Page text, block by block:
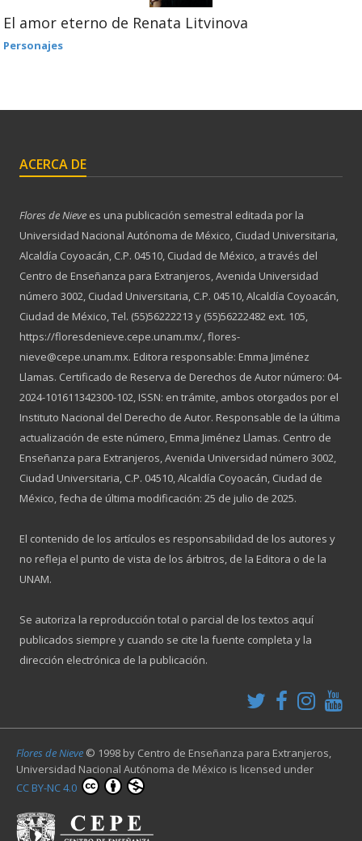
El amor eterno de Renata Litvinova
Personajes
ACERCA DE
Flores de Nieve es una publicación semestral editada por la
Universidad Nacional Autónoma de México, Ciudad Universitaria,
Alcaldía Coyoacán, C.P. 04510, Ciudad de México, a través del
Centro de Enseñanza para Extranjeros, Avenida Universidad
número 3002, Ciudad Universitaria, C.P. 04510, Alcaldía Coyoacán,
Ciudad de México, Tel. (55)56222213 y (55)56222482 ext. 105,
https://floresdenieve.cepe.unam.mx/, flores-
nieve@cepe.unam.mx. Editora responsable: Emma Jiménez
Llamas. Certificado de Reserva de Derechos de Autor número: 04-
2024-101611342300-102, ISSN: en trámite, ambos otorgados por el
Instituto Nacional del Derecho de Autor. Responsable de la última
actualización de este número, Emma Jiménez Llamas. Centro de
Enseñanza para Extranjeros, Avenida Universidad número 3002,
Ciudad Universitaria, C.P. 04510, Alcaldía Coyoacán, Ciudad de
México, fecha de última modificación: 25 de julio de 2025.
El contenido de los artículos es responsabilidad de los autores y
no refleja el punto de vista de los árbitros, de la Editora o de la
UNAM.
Se autoriza la reproducción total o parcial de los textos aquí
publicados siempre y cuando se cite la fuente completa y la
dirección electrónica de la publicación.
Flores de Nieve © 1998 by Centro de Enseñanza para Extranjeros,
Universidad Nacional Autónoma de México is licensed under
CC BY-NC 4.0